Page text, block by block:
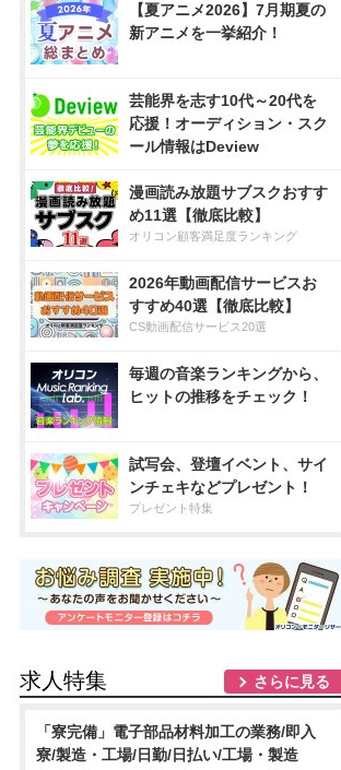
【夏アニメ2026】7月期夏の
新アニメを一挙紹介！
芸能界を志す10代～20代を
応援！オーディション・スク
ール情報はDeview
漫画読み放題サブスクおすす
め11選【徹底比較】
オリコン顧客満足度ランキング
2026年動画配信サービスお
すすめ40選【徹底比較】
CS動画配信サービス20選
毎週の音楽ランキングから、
ヒットの推移をチェック！
試写会、登壇イベント、サイ
ンチェキなどプレゼント！
プレゼント特集
求人特集 さらに見る
「寮完備」電子部品材料加工の業務/即入
寮/製造・工場/日勤/日払い/工場・製造